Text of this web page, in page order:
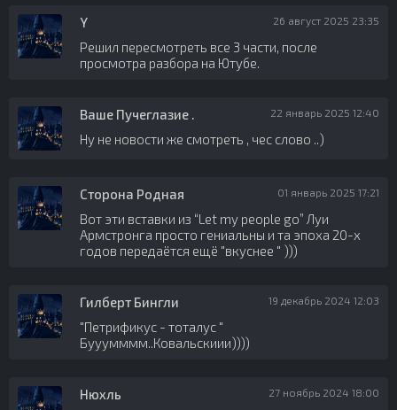
Y 26 август 2025 23:35
Решил пересмотреть все 3 части, после
просмотра разбора на Ютубе.
Ваше Пучеглазие . 22 январь 2025 12:40
Ну не новости же смотреть , чес слово ..)
Сторона Родная 01 январь 2025 17:21
Вот эти вставки из “Let my people go” Луи
Армстронга просто гениальны и та эпоха 20-х
годов передаётся ещё "вкуснее " )))
Гилберт Бингли 19 декабрь 2024 12:03
"Петрификус - тоталус "
Бууумммм..Ковальскиии))))
Нюхль 27 ноябрь 2024 18:00